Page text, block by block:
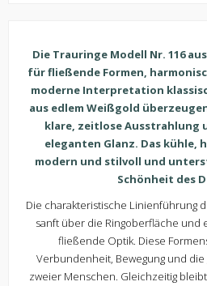
Die Trauringe Modell Nr. 116
für fließende Formen,
moderne Interpretation
aus edlem Weißgold
klare, zeitlose Ausstrahlung
eleganten Glanz. Das kühle,
modern und stilvoll und
Schönheit des
Die charakteristische Linienführung
sanft über die Ringoberfläche und
fließende Optik. Diese
Verbundenheit, Bewegung und die
zweier Menschen. Gleichzeitig